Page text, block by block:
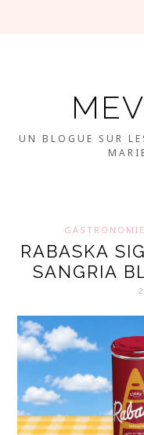
UN BLOGUE SUR
GASTRONOMIE
RABASKA
SANGRIA